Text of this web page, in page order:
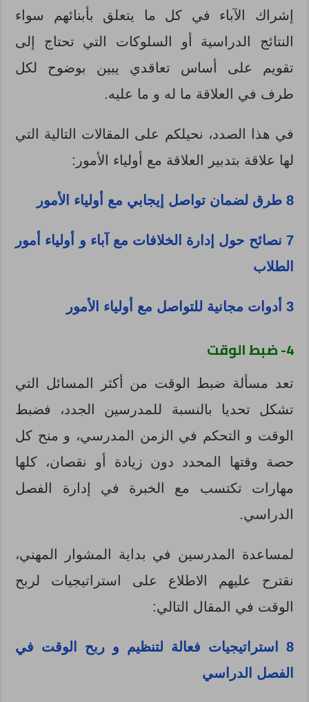
إشراك الآباء في كل ما يتعلق بأبنائهم سواء
النتائج الدراسية أو السلوكات التي تحتاج إلى
تقويم على أساس تعاقدي يبين بوضوح لكل
طرف في العلاقة ما له و ما عليه.
في هذا الصدد، نحيلكم على المقالات التالية التي
لها علاقة بتدبير العلاقة مع أولياء الأمور:
8 طرق لضمان تواصل إيجابي مع أولياء الأمور
7 نصائح حول إدارة الخلافات مع آباء و أولياء أمور
الطلاب
3 أدوات مجانية للتواصل مع أولياء الأمور
4- ضبط الوقت
تعد مسألة ضبط الوقت من أكثر المسائل التي
تشكل تحديا بالنسبة للمدرسين الجدد، فضبط
الوقت و التحكم في الزمن المدرسي، و منح كل
حصة وقتها المحدد دون زيادة أو نقصان، كلها
مهارات تكتسب مع الخبرة في إدارة الفصل
الدراسي.
لمساعدة المدرسين في بداية المشوار المهني،
نقترح عليهم الاطلاع على استراتيجيات لربح
الوقت في المقال التالي:
8 استراتيجيات فعالة لتنظيم و ربح الوقت في
الفصل الدراسي